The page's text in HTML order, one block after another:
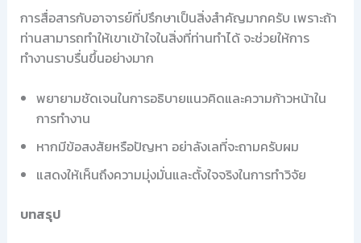
การสื่อสารกับอาจารย์ที่ปรึกษาเป็นสิ่งสำคัญมากครับ เพราะถ้า
ท่านสามารถทำให้เขาเข้าใจในสิ่งที่ท่านทำได้ จะช่วยให้การ
ทำงานราบรื่นขึ้นอย่างมาก
พยายามชัดเจนในการอธิบายแนวคิดและความก้าวหน้าใน
การทำงาน
หากมีข้อสงสัยหรือปัญหา อย่าลังเลที่จะถามครับผม
แสดงให้เห็นถึงความมุ่งมั่นและตั้งใจจริงในการทำวิจัย
บทสรุป